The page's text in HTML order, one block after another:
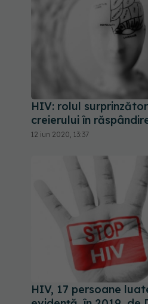
HIV: rolul
creierului în
12 iun 2020, 13:37
HIV, 17 persoane